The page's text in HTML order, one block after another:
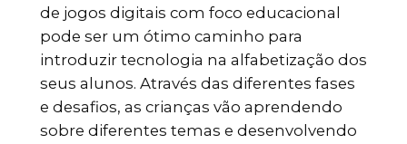
de jogos digitais com foco educacional
pode ser um ótimo caminho para
introduzir tecnologia na alfabetização dos
seus alunos. Através das diferentes fases
e desafios, as crianças vão aprendendo
sobre diferentes temas e desenvolvendo